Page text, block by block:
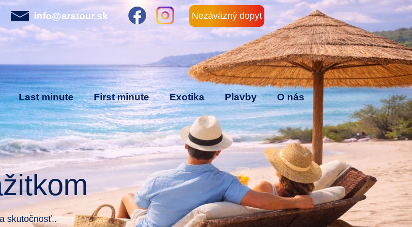
info@aratour.sk Nezáväzný dopyt
Last minute First minute Exotika Plavby O nás
skutočnosť..